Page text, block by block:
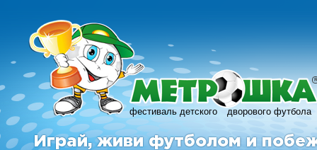
фестиваль детского дворового футбола
R
Играй, живи футболом и